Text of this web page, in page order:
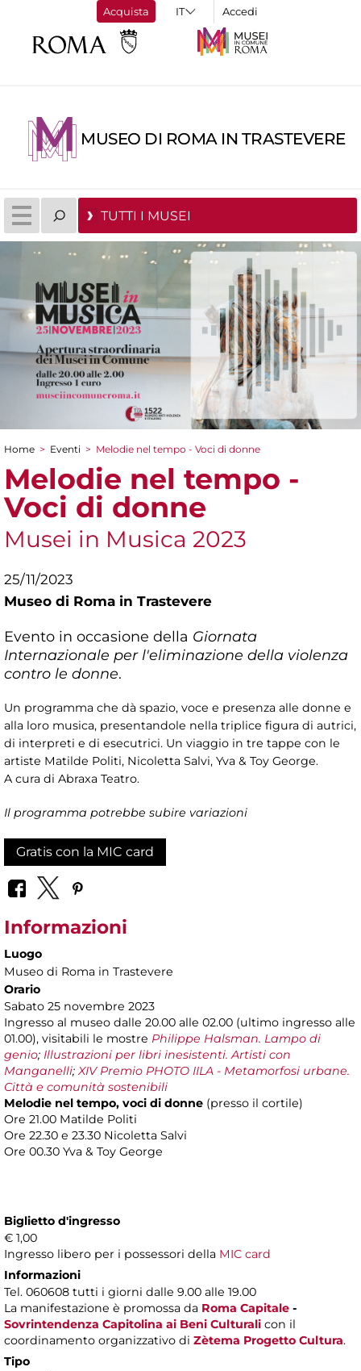
Acquista Accedi
MUSEO DI ROMA IN TRASTEVERE
TUTTI I MUSEI
Tu sei qui
Home > Eventi > Melodie nel tempo - Voci di donne
Melodie nel tempo -
Voci di donne
Musei in Musica 2023
25/11/2023
Museo di Roma in Trastevere
Evento in occasione della Giornata
Internazionale per l'eliminazione della violenza
contro le donne.
Un programma che dà spazio, voce e presenza alle donne e
alla loro musica, presentandole nella triplice figura di autrici,
di interpreti e di esecutrici. Un viaggio in tre tappe con le
artiste Matilde Politi, Nicoletta Salvi, Yva & Toy George.
A cura di Abraxa Teatro.
Il programma potrebbe subire variazioni
Gratis con la MIC card
Informazioni
Luogo
Museo di Roma in Trastevere
Orario
Sabato 25 novembre 2023
Ingresso al museo dalle 20.00 alle 02.00 (ultimo ingresso alle
01.00), visitabili le mostre Philippe Halsman. Lampo di
genio; Illustrazioni per libri inesistenti. Artisti con
Manganelli;XIV Premio PHOTO IILA - Metamorfosi urbane.
Città e comunità sostenibili
Melodie nel tempo, voci di donne (presso il cortile)
Ore 21.00 Matilde Politi
Ore 22.30 e 23.30 Nicoletta Salvi
Ore 00.30 Yva & Toy George
Biglietto d'ingresso
€ 1,00
Ingresso libero per i possessori della MIC card
Informazioni
Tel. 060608 tutti i giorni dalle 9.00 alle 19.00
La manifestazione è promossa da Roma Capitale -
Sovrintendenza Capitolina ai Beni Culturali con il
coordinamento organizzativo di Zètema Progetto Cultura.
Tipo